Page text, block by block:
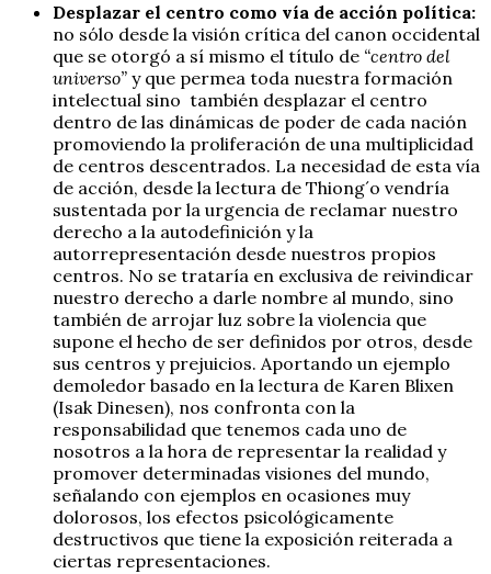
Desplazar el centro como vía de acción política:
no sólo desde la visión crítica del canon occidental
que se otorgó a sí mismo el título de “centro del
universo” y que permea toda nuestra formación
intelectual sino también desplazar el centro
dentro de las dinámicas de poder de cada nación
promoviendo la proliferación de una multiplicidad
de centros descentrados. La necesidad de esta vía
de acción, desde la lectura de Thiong´o vendría
sustentada por la urgencia de reclamar nuestro
derecho a la autodefinición y la
autorrepresentación desde nuestros propios
centros. No se trataría en exclusiva de reivindicar
nuestro derecho a darle nombre al mundo, sino
también de arrojar luz sobre la violencia que
supone el hecho de ser definidos por otros, desde
sus centros y prejuicios. Aportando un ejemplo
demoledor basado en la lectura de Karen Blixen
(Isak Dinesen), nos confronta con la
responsabilidad que tenemos cada uno de
nosotros a la hora de representar la realidad y
promover determinadas visiones del mundo,
señalando con ejemplos en ocasiones muy
dolorosos, los efectos psicológicamente
destructivos que tiene la exposición reiterada a
ciertas representaciones.